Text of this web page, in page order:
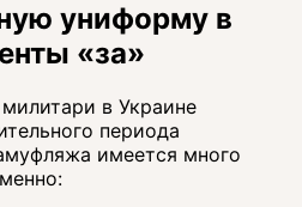
униформу в
«за»
в Украине
периода
имеется много